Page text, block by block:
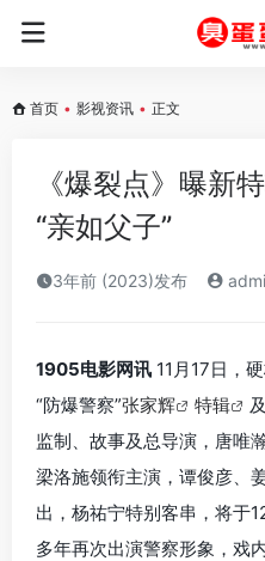
首页 • 影视资讯 • 正文
《爆裂点》曝新
“亲如父子”
3年前 (2023)发布
1905电影网讯 11月17日，
“防爆警察”张家辉 特辑
监制、故事及总导演，唐唯
梁洛施领衔主演，谭俊彦、
出，杨祐宁特别客串，将于
多年再次出演警察形象，戏